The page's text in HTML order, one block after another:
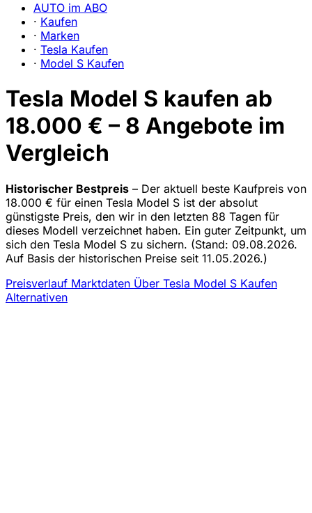
AUTO im ABO
· Kaufen
· Marken
· Tesla Kaufen
· Model S Kaufen
Tesla Model S kaufen ab
18.000 € – 8 Angebote im
Vergleich
Historischer Bestpreis – Der aktuell beste Kaufpreis von
18.000 € für einen Tesla Model S ist der absolut
günstigste Preis, den wir in den letzten 88 Tagen für
dieses Modell verzeichnet haben. Ein guter Zeitpunkt, um
sich den Tesla Model S zu sichern. (Stand: 09.08.2026.
Auf Basis der historischen Preise seit 11.05.2026.)
Preisverlauf Marktdaten Über Tesla Model S Kaufen
Alternativen